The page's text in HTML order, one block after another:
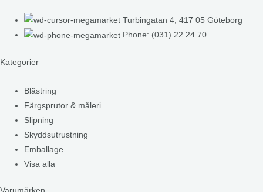
Turbingatan 4, 417 05 Göteborg
Phone: (031) 22 24 70
Kategorier
Blästring
Färgsprutor & måleri
Slipning
Skyddsutrustning
Emballage
Visa alla